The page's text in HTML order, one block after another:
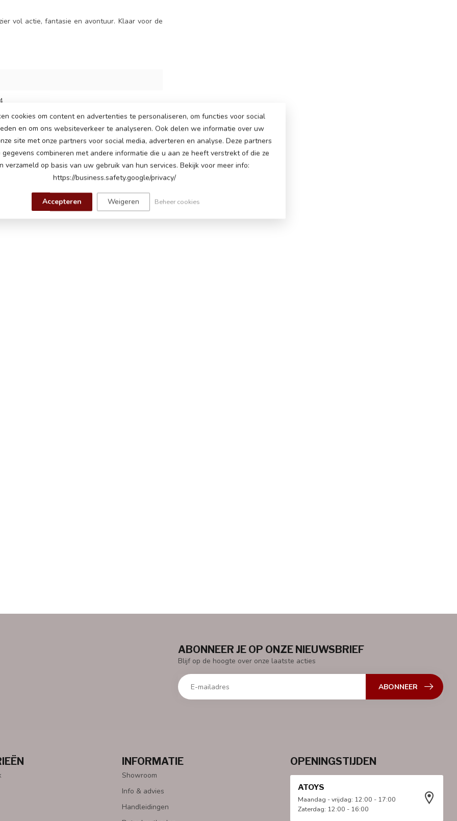
vol actie, fantasie en avontuur. Klaar voor de
een motor op ieder achterwiel
tot 6 km per uur
dashboard verlichting, zwaailichten,
knopjes, politie sirene, batterij indicator
ABONNEER JE OP ONZE NIEUWSBRIEF
Blijf op de hoogte over onze laatste acties
ABONNEER
INFORMATIE
Showroom
Info & advies
Handleidingen
OPENINGSTIJDEN
ATOYS
Maandag - vrijdag: 12:00 - 17:00
Zaterdag: 12:00 - 16:00
cookies om content en advertenties te personaliseren, om functies voor social
en om ons websiteverkeer te analyseren. Ook delen we informatie over uw
site met onze partners voor social media, adverteren en analyse. Deze partners
gegevens combineren met andere informatie die u aan ze heeft verstrekt of die ze
verzameld op basis van uw gebruik van hun services. Bekijk voor meer info:
https://business.safety.google/privacy/
Accepteren Weigeren Beheer cookies